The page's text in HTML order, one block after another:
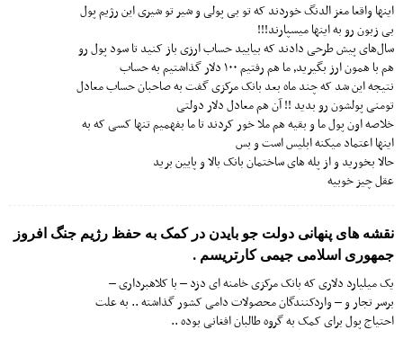
اینها واقعا مغز الدنگ خوردند که تو بی پولی و شیر تو شیری این رژیم پول
بی زبون رو به اینها میسپارند!!!
سال‌های پیش طرحی دادند که بیایید حساب ارزی باز کنید تا سود پول رو
هم با همون ارز بگیرید٫ ما هم رفتیم ۱۰۰ دلار گذاشتیم به حساب
نتیجه این شد که چند ماه بعد بانک مرکزی گفت به صاحبان حساب معادل
تومنی پولشون رو بدید !! آن هم معادل دلار دولتی
خلاصه اون پول ما و بقیه هم ملا خور کردند تا ما بفهمیم تنها کسی که به
اینها اعتماد میکنه ابلیس است و بس
حالا بخورید و از پله های ساختمان بانک بالا و پایین برید
عقل چیز خوبیه
نقشه های پنهانی دولت جو بایدن در کمک به حفظ رژیم جنگ افروز
جمهوری اسلامی جیمی کارتریسم .
یک میلیارد دلاری که بانک مرکزی خامنه ای دزد – با کلاهبرداری –
برسر تجار و – واردکنندگان محصولات دامی کشور گذاشته .. به علت
احتیاج پول برای کمک به گروه طالبان افغانی بوده ..